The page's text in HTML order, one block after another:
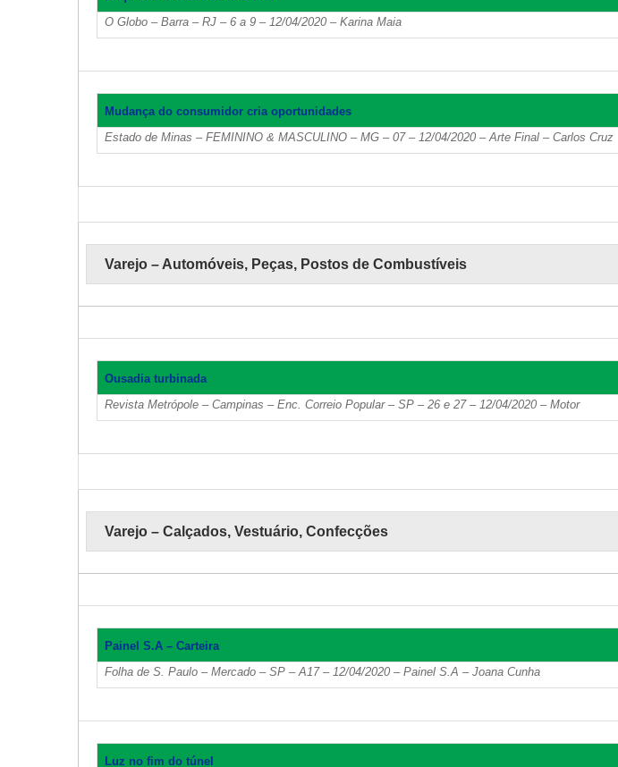
O Globo – Barra – RJ – 6 a 9 – 12/04/2020 – Karina Maia
Mudança do consumidor cria oportunidades
Estado de Minas – FEMININO & MASCULINO – MG – 07 – 12/04/2020 – Arte Final – Carlos Cruz
Varejo – Automóveis, Peças, Postos de Combustíveis
Ousadia turbinada
Revista Metrópole – Campinas – Enc. Correio Popular – SP – 26 e 27 – 12/04/2020 – Motor
Varejo – Calçados, Vestuário, Confecções
Painel S.A – Carteira
Folha de S. Paulo – Mercado – SP – A17 – 12/04/2020 – Painel S.A – Joana Cunha
Luz no fim do túnel